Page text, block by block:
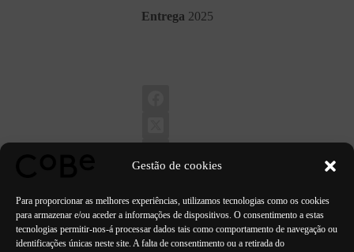
Gestão de cookies
Para proporcionar as melhores experiências, utilizamos tecnologias como os cookies
para armazenar e/ou aceder a informações de dispositivos. O consentimento a estas
tecnologias permitir-nos-á processar dados tais como comportamento de navegação ou
identificações únicas neste site. A falta de consentimento ou a retirada do
Entrega 2025
ANTERIOR PRÓXIMO